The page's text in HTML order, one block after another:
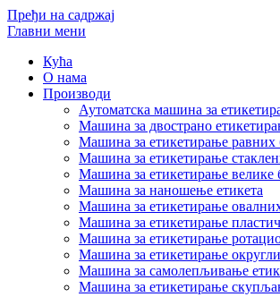
Пређи на садржај
Главни мени
Кућа
О нама
Производи
Аутоматска машина за
Машина за двострано
Машина за етикетирање равних
Машина за етикетирање
Машина за етикетирање велике
Машина за наношење етикета
Машина за етикетирање
Машина за етикетирање
Машина за етикетирање
Машина за етикетирање
Машина за самолепљивање
Машина за етикетирање